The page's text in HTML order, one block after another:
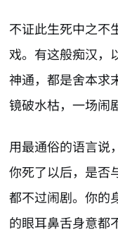
不证此生死中之不
戏。有这般痴汉，
神通，都是舍本求
镜破水枯，一场闹
用最通俗的语言说
你死了以后，是否
都不过闹剧。你的
的眼耳鼻舌身意都